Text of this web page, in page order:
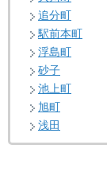
追分町
駅前本町
浮島町
砂子
池上町
旭町
浅田